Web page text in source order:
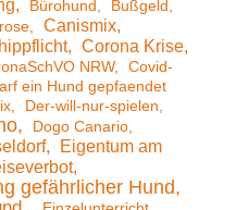
Bürohund Bußgeld
Canismix
Corona Krise
NRW
Covid-
ein Hund gepfaendet
Der-will-nur-spielen
Dogo Canario
Eigentum am
gefährlicher Hund